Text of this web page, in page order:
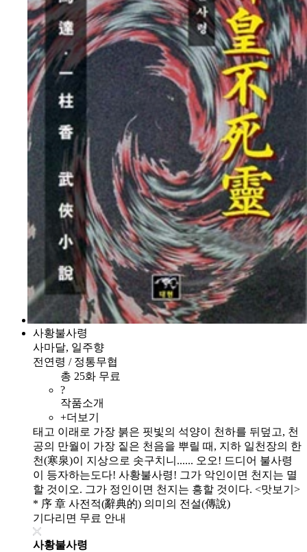
사황불사령
사마달, 일주향
전연령 / 정통무협
총 25화 무료
?
작품소개
+더보기
태고 이래로 가장 붉은 핏빛의 석양이 천하를 뒤덮고, 천
공의 만월이 가장 짙은 천음을 뿌릴 때, 지하 일천장의 한
천(寒泉)이 지상으로 솟구치니...... 오오! 드디어 불사령
이 등자하는도다! 사황불사령! 그가 악인이면 천지는 멸
할 것이오. 그가 정인이면 천지는 흥할 것이다. <맛보기>
* 序 章 사전적(辭典的) 의미의 전설(傳說)
기다리면 무료 안내
사황불사령